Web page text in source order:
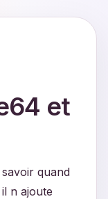
et
quand
n ajoute